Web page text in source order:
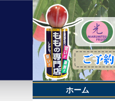
ホーム